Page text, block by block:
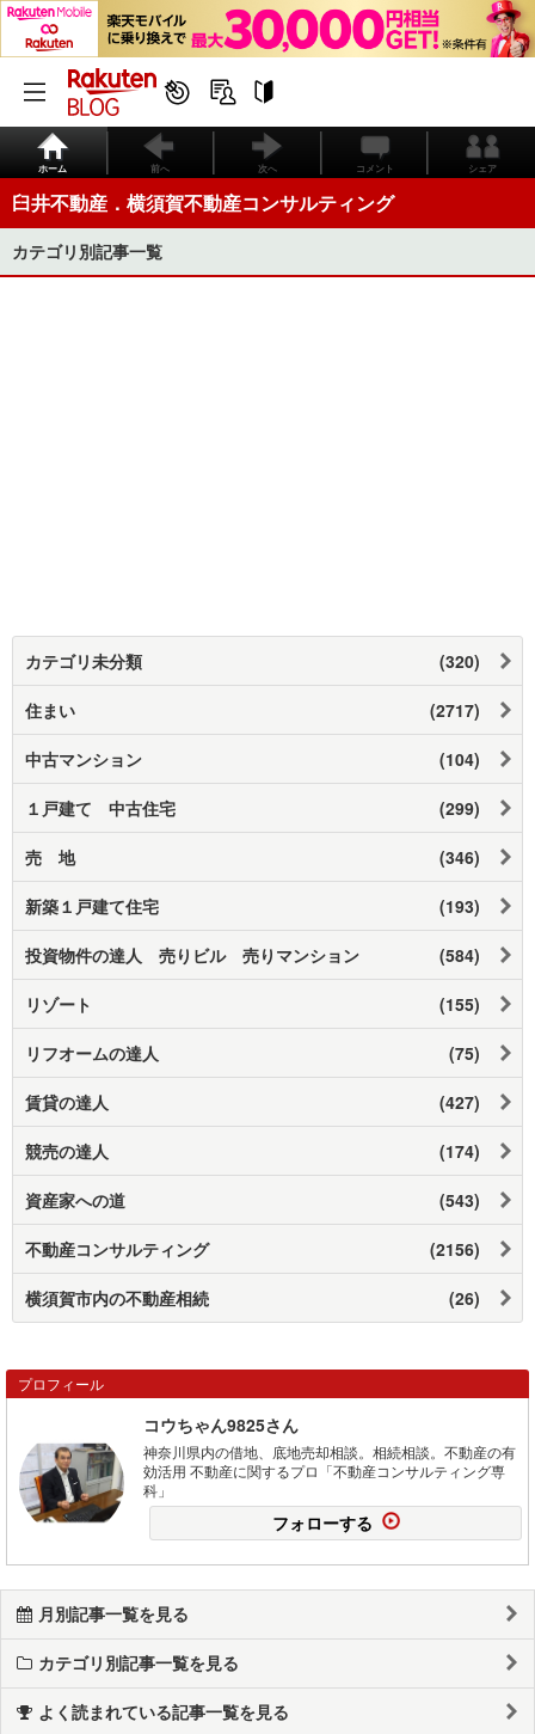
ホーム 前へ 次へ コメント シェア
臼井不動産．横須賀不動産コンサルティング
カテゴリ別記事一覧
カテゴリ未分類 (320)
住まい (2717)
中古マンション (104)
１戸建て 中古住宅 (299)
売 地 (346)
新築１戸建て住宅 (193)
投資物件の達人 売りビル 売りマンション (584)
リゾート (155)
リフオームの達人 (75)
賃貸の達人 (427)
競売の達人 (174)
資産家への道 (543)
不動産コンサルティング (2156)
横須賀市内の不動産相続 (26)
プロフィール
コウちゃん9825さん
神奈川県内の借地、底地売却相談。相続相談。不動産の有
効活用 不動産に関するプロ「不動産コンサルティング専
科」
フォローする
月別記事一覧を見る
カテゴリ別記事一覧を見る
よく読まれている記事一覧を見る